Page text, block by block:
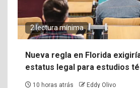
2 lectura mínima
Nueva regla en Florida
estatus legal para estudios
10 horas atrás Eddy Olivo